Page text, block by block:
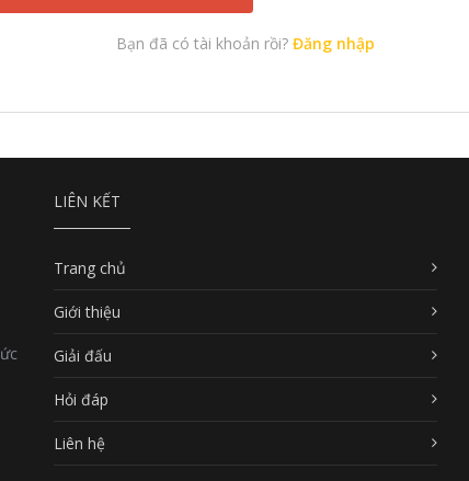
Bạn đã có tài khoản rồi? Đăng nhập
LIÊN KẾT
Trang chủ
Giới thiệu
Giải đấu
Hỏi đáp
Liên hệ